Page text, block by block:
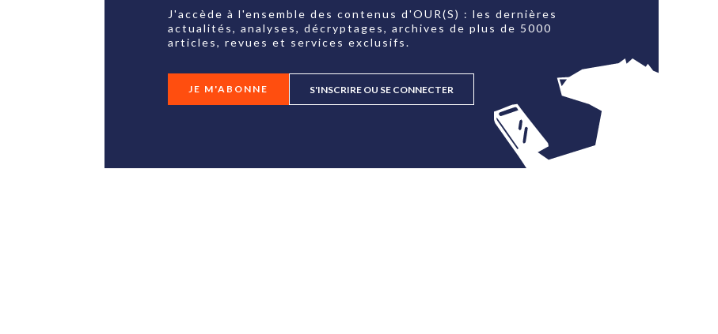
J'accède à l'ensemble des contenus d'OUR(S) : les dernières
actualités, analyses, décryptages, archives de plus de 5000
articles, revues et services exclusifs.
JE M'ABONNE S'INSCRIRE OU SE CONNECTER